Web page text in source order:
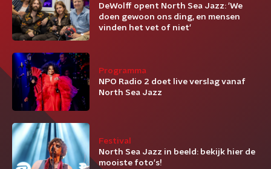
DeWolff opent North Sea Jazz: 'We
doen gewoon ons ding, en mensen
vinden het vet of niet'
Programma
NPO Radio 2 doet live verslag vanaf
North Sea Jazz
Festival
North Sea Jazz in beeld: bekijk hier de
mooiste foto's!